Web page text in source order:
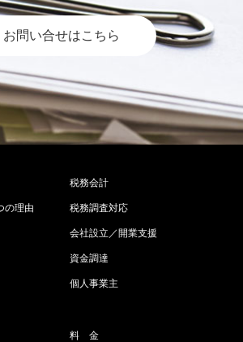
お問い合せはこちら
の理由
税務会計
税務調査対応
会社設立／開業支援
資金調達
個人事業主
料 金